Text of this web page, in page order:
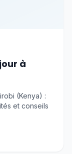
à
(Kenya) :
et conseils